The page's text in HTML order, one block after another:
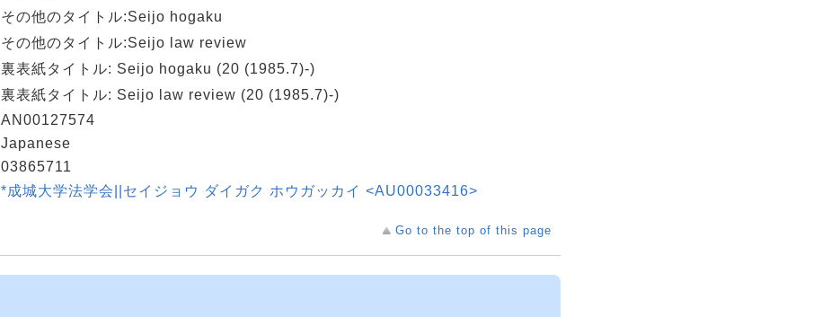
その他のタイトル:Seijo hogaku
その他のタイトル:Seijo law review
裏表紙タイトル: Seijo hogaku (20 (1985.7)-)
裏表紙タイトル: Seijo law review (20 (1985.7)-)
AN00127574
Japanese
03865711
*成城大学法学会||セイジョウ ダイガク ホウガッカイ <AU00033416>
Go to the top of this page